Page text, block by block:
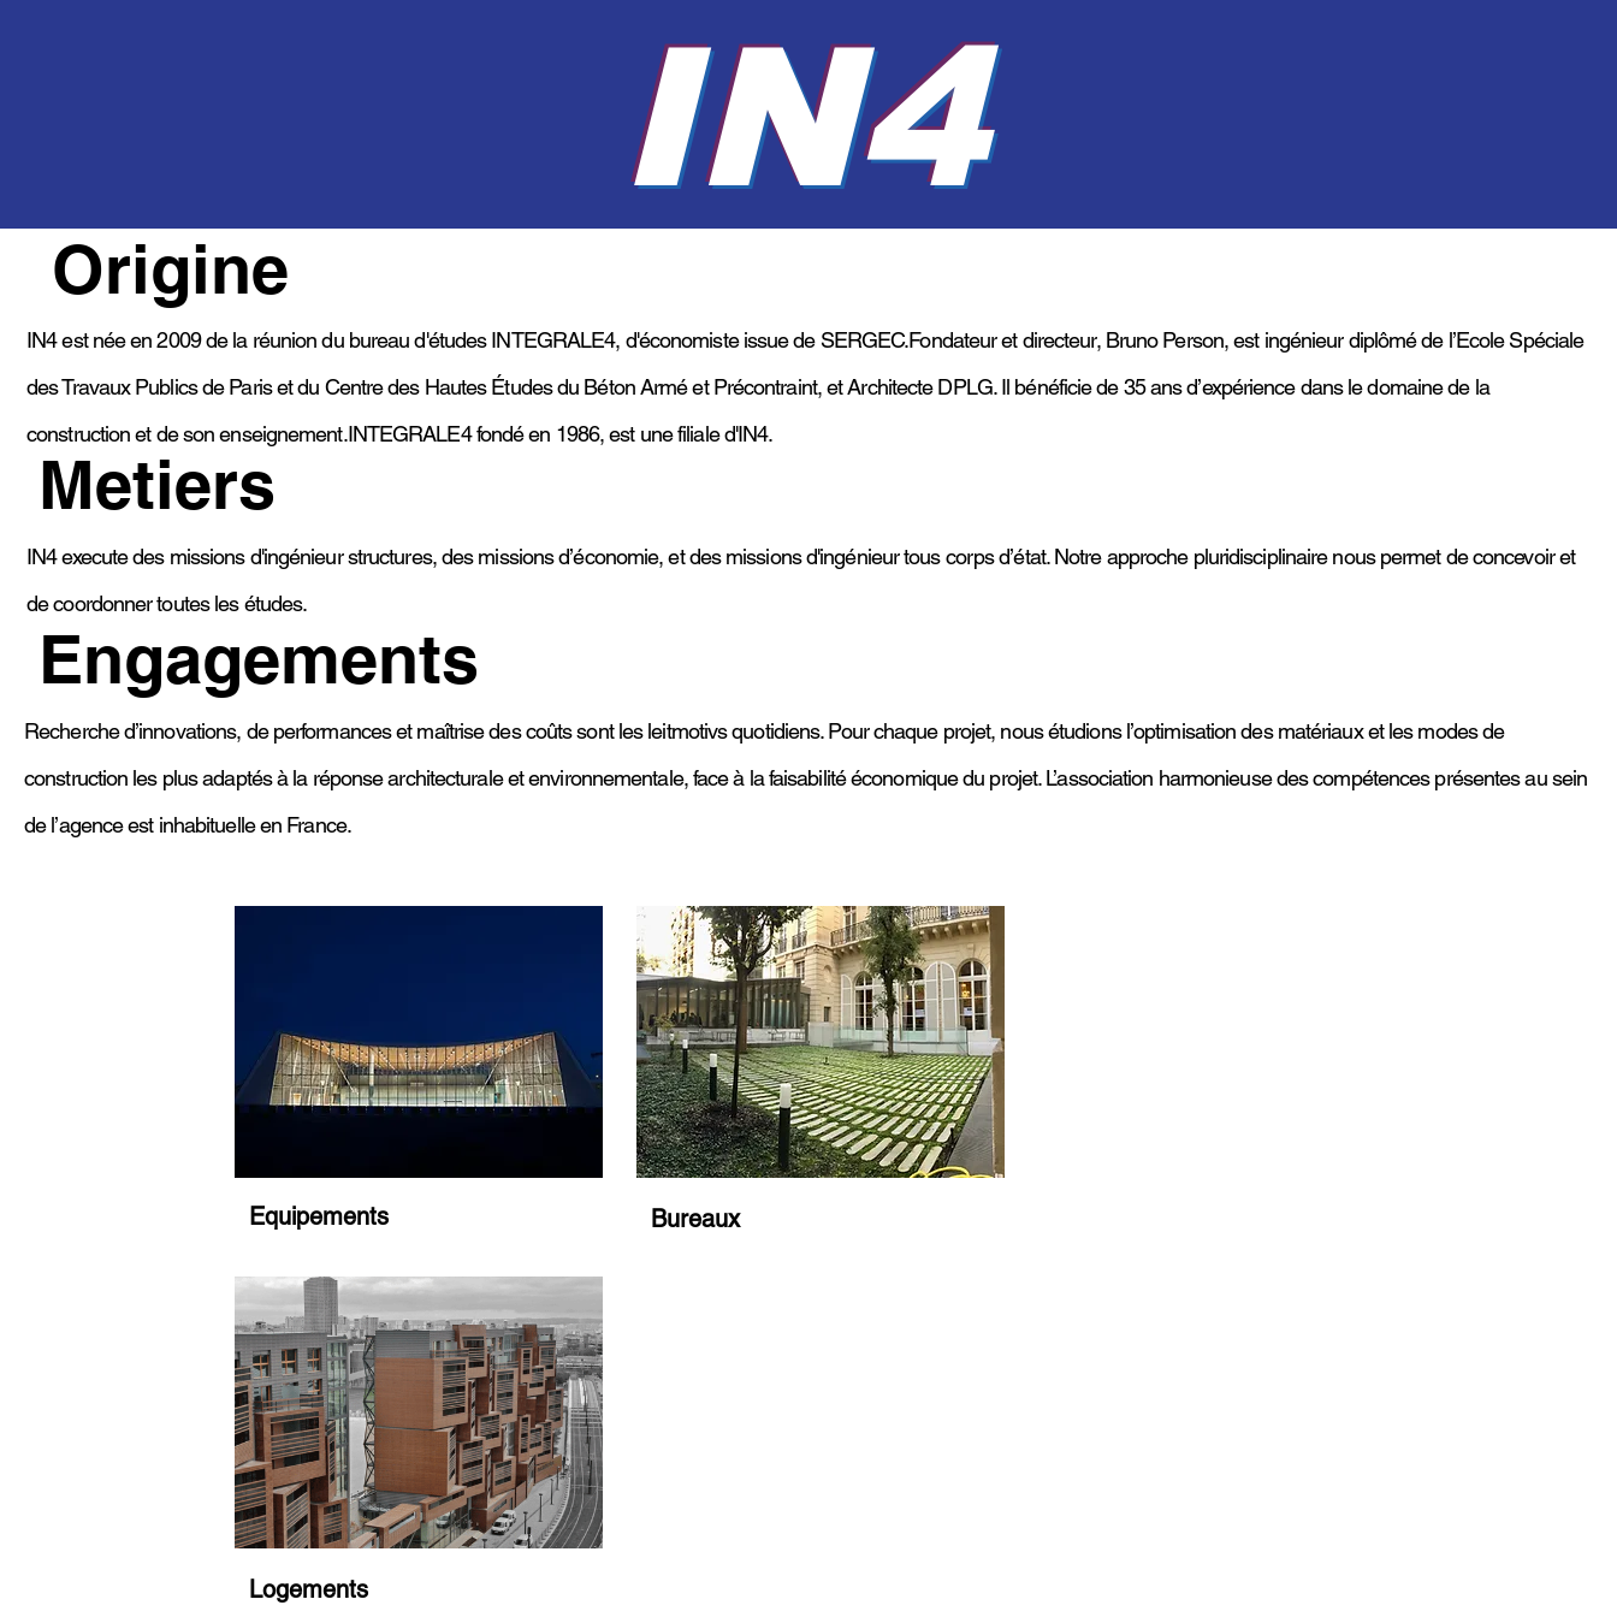
IN4
Origine
IN4 est née en 2009 de la réunion du bureau d'études INTEGRALE4, d'économiste issue de SERGEC.Fondateur et directeur, Bruno Person, est ingénieur diplômé de l’Ecole Spéciale
des Travaux Publics de Paris et du Centre des Hautes Études du Béton Armé et Précontraint, et Architecte DPLG. Il bénéficie de 35 ans d’expérience dans le domaine de la
construction et de son enseignement.INTEGRALE4 fondé en 1986, est une filiale d'IN4.
Metiers
IN4 execute des missions d'ingénieur structures, des missions d’économie, et des missions d'ingénieur tous corps d’état. Notre approche pluridisciplinaire nous permet de concevoir et
de coordonner toutes les études.
Engagements
Recherche d’innovations, de performances et maîtrise des coûts sont les leitmotivs quotidiens. Pour chaque projet, nous étudions l’optimisation des matériaux et les modes de
construction les plus adaptés à la réponse architecturale et environnementale, face à la faisabilité économique du projet. L’association harmonieuse des compétences présentes au sein
de l’agence est inhabituelle en France.
Equipements Bureaux
Logements